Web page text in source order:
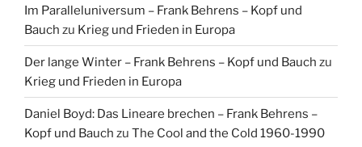
Im Paralleluniversum – Frank Behrens – Kopf und
Bauch zu Krieg und Frieden in Europa
Der lange Winter – Frank Behrens – Kopf und Bauch zu
Krieg und Frieden in Europa
Daniel Boyd: Das Lineare brechen – Frank Behrens –
Kopf und Bauch zu The Cool and the Cold 1960-1990